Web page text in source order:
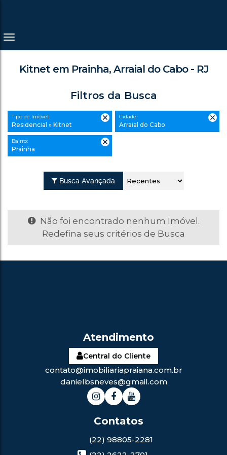
Kitnet em Prainha, Arraial do Cabo - RJ
Filtros da Busca
Tipo de Imóvel:
Residencial » Kitnet
Cidade:
Arraial do Cabo
Bairro:
Prainha
Busca Avançada
Não foi encontrado nenhum Imóvel.
Redefina seus critérios de Busca
Central do Cliente
contato@imobiliariapraiana.com.br
danielbsneves@gmail.com
(22) 98805-2281